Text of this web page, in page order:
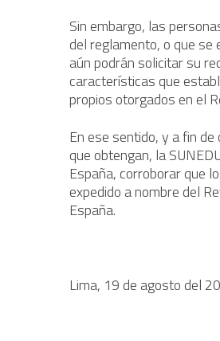
Sin embargo, las
del reglamento, o que
aún podrán solicitar su
características que
propios otorgados en el
En ese sentido, y a fin
que obtengan, la
España, corroborar que
expedido a nombre del
España.
Lima, 19 de agosto del